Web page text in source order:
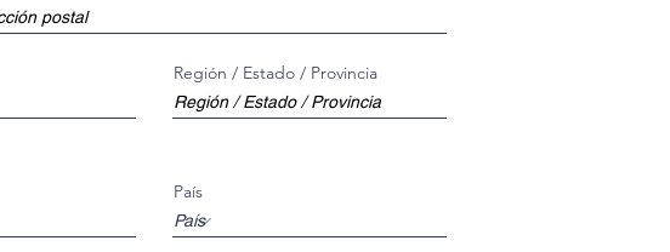
Región / Estado / Provincia
País